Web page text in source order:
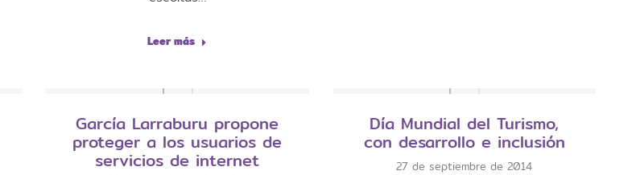
Leer más
García Larraburu propone
proteger a los usuarios de
servicios de internet
Día Mundial del Turismo,
con desarrollo e inclusión
27 de septiembre de 2014